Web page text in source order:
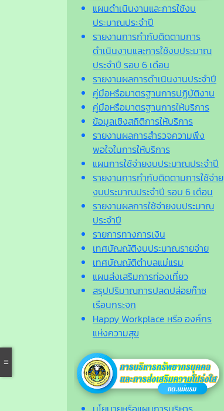
แผนดำเนินงานและการใช้งบ
ประมาณประจำปี
รายงานการกำกับติดตามการ
ดำเนินงานและการใช้งบประมาณ
ประจำปี รอบ 6 เดือน
รายงานผลการดำเนินงานประจำปี
คู่มือหรือมาตรฐานการปฏิบัติงาน
คู่มือหรือมาตรฐานการให้บริการ
ข้อมูลเชิงสถิติการให้บริการ
รายงานผลการสำรวจความพึง
พอใจในการให้บริการ
แผนการใช้จ่ายงบประมาณประจำปี
รายงานการกำกับติดตามการใช้จ่าย
งบประมาณประจำปี รอบ 6 เดือน
รายงานผลการใช้จ่ายงบประมาณ
ประจำปี
รายการทางการเงิน
เทศบัญญัติงบประมาณรายจ่าย
เทศบัญญัติตำบลแม่แรม
แผนส่งเสริมการท่องเที่ยว
สรุปปริมาณการปลดปล่อยก๊าซ
เรือนกระจก
Happy Workplace หรือ องค์กร
แห่งความสุข